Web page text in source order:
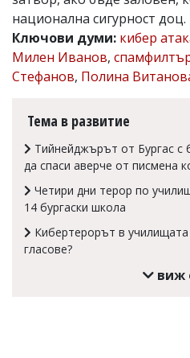
Коментарите
под
статиите
се
въвеждат
носи
отговорност
откриете
обиден
национална сигурност
Ключови думи: кибер
Милен Иванов,
Стефанов, Полина
Тема в развитие
Тийнейджърът от Бургас с
да спаси аверче от писмена
Четири дни терор по
14 бургаски школа
Кибертерорът в
гласове?
виж